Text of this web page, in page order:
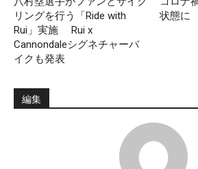
リングを行う「Ride with
Rui」実施 Rui x
Cannondaleシグネチャーバ
イクも発表
状態に
編集